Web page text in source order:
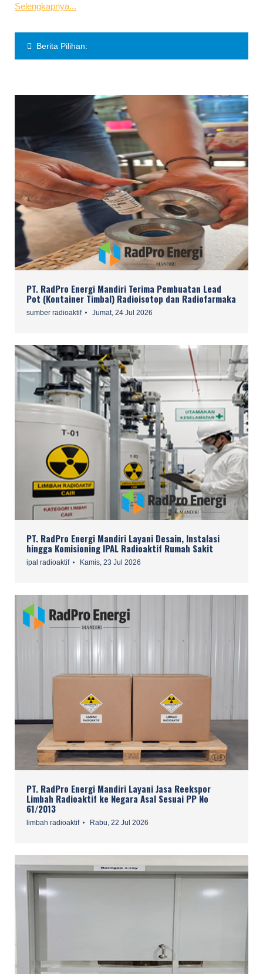
Selengkapnya...
Berita Pilihan:
PT. RadPro Energi Mandiri Terima Pembuatan Lead
Pot (Kontainer Timbal) Radioisotop dan Radiofarmaka
sumber radioaktif Jumat, 24 Jul 2026
PT. RadPro Energi Mandiri Layani Desain, Instalasi
hingga Komisioning IPAL Radioaktif Rumah Sakit
ipal radioaktif Kamis, 23 Jul 2026
PT. RadPro Energi Mandiri Layani Jasa Reekspor
Limbah Radioaktif ke Negara Asal Sesuai PP No
61/2013
limbah radioaktif Rabu, 22 Jul 2026